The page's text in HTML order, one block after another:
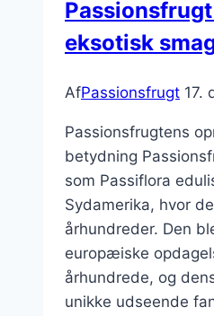
eksotisk
AfPassionsfrugt 17.
Passionsfrugtens
betydning
som Passiflora
Sydamerika, hvor
århundreder. Den
europæiske
århundrede, og
unikke udseende